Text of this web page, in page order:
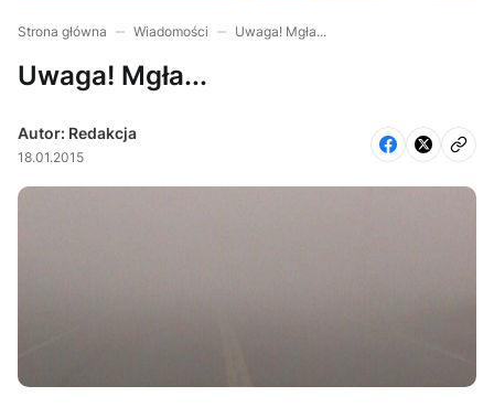
Strona główna Wiadomości Uwaga! Mgła...
Uwaga! Mgła...
Autor: Redakcja
18.01.2015